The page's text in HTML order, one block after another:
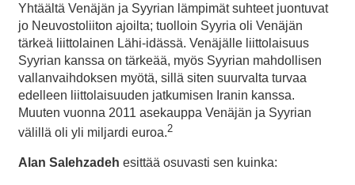
Yhtäältä Venäjän ja Syyrian lämpimät suhteet juontuvat
jo Neuvostoliiton ajoilta; tuolloin Syyria oli Venäjän
tärkeä liittolainen Lähi-idässä. Venäjälle liittolaisuus
Syyrian kanssa on tärkeää, myös Syyrian mahdollisen
vallanvaihdoksen myötä, sillä siten suurvalta turvaa
edelleen liittolaisuuden jatkumisen Iranin kanssa.
Muuten vuonna 2011 asekauppa Venäjän ja Syyrian
välillä oli yli miljardi euroa.2
Alan Salehzadeh esittää osuvasti sen kuinka: